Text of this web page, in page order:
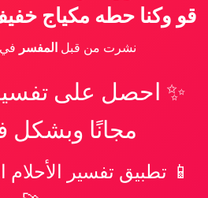
قو وكنا حطه مكياج
نشرت من قبلالمفسر في
✨ احصل على
مجانًا وبشكل